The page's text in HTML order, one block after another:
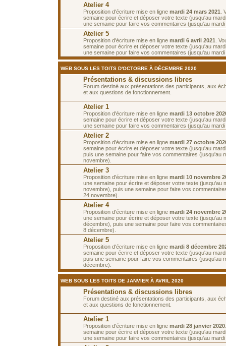
Atelier 4
Proposition d'écriture mise en ligne mardi 24 mars 2021 .
semaine pour écrire et déposer votre texte (jusqu'au
une semaine pour faire vos commentaires (jusqu'au
Atelier 5
Proposition d'écriture mise en ligne mardi 6 avril 2021 .
semaine pour écrire et déposer votre texte (jusqu'au
une semaine pour faire vos commentaires (jusqu'au
WEB SOUS LES TOITS D'OCTOBRE À DÉCEMBRE 2020
Présentations & discussions libres
Forum destiné aux présentations des participants, aux
et aux questions de fonctionnement.
Atelier 1
Proposition d'écriture mise en ligne mardi 13 octobre
semaine pour écrire et déposer votre texte (jusqu'au
une semaine pour faire vos commentaires (jusqu'au
Atelier 2
Proposition d'écriture mise en ligne mardi 27 octobre
semaine pour écrire et déposer votre texte (jusqu'au
puis une semaine pour faire vos commentaires (jusqu'au
novembre).
Atelier 3
Proposition d'écriture mise en ligne mardi 10 novembre
une semaine pour écrire et déposer votre texte (jusqu'au
novembre), puis une semaine pour faire vos
24 novembre).
Atelier 4
Proposition d'écriture mise en ligne mardi 24 novembre
une semaine pour écrire et déposer votre texte (jusqu'au
décembre), puis une semaine pour faire vos
8 décembre).
Atelier 5
Proposition d'écriture mise en ligne mardi 8 décembre
semaine pour écrire et déposer votre texte (jusqu'au
puis une semaine pour faire vos commentaires (jusqu'au
décembre).
WEB SOUS LES TOITS DE JANVIER À AVRIL 2020
Présentations & discussions libres
Forum destiné aux présentations des participants, aux
et aux questions de fonctionnement.
Atelier 1
Proposition d'écriture mise en ligne mardi 28 janvier 2020
semaine pour écrire et déposer votre texte (jusqu'au
une semaine pour faire vos commentaires (jusqu'au